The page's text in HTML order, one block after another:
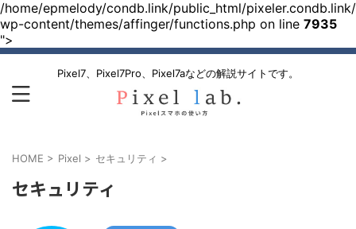
/home/epmelody/condb.link/public_html/pixeler.condb.link/
wp-content/themes/affinger/functions.php on line 7935
">
Pixel7、Pixel7Pro、Pixel7aなどの解説サイトです。
HOME > Pixel > セキュリティ >
セキュリティ